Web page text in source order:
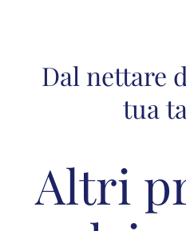
Dal nettare
tua
Altri